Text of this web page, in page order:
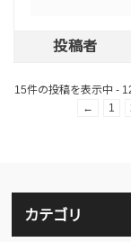
投稿者
15件の投稿を表示中 -
←
1
カテゴリ